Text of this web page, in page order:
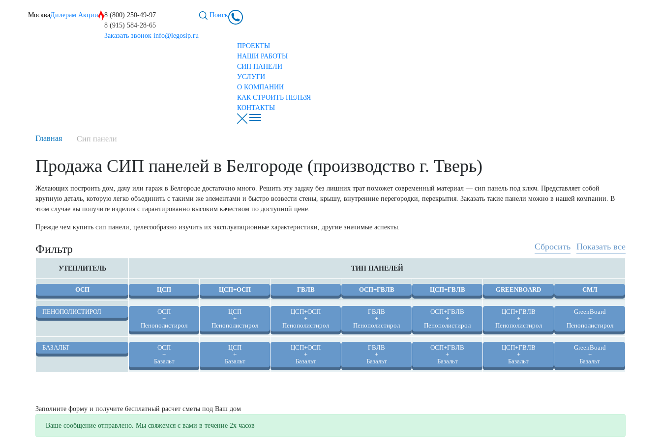
МоскваДилерам Акции
8 (800) 250-49-97
8 (915) 584-28-65
Заказать звонок info@legosip.ru
Поиск
ПРОЕКТЫ
НАШИ РАБОТЫ
СИП ПАНЕЛИ
УСЛУГИ
О КОМПАНИИ
КАК СТРОИТЬ НЕЛЬЗЯ
КОНТАКТЫ
Главная Сип панели
Продажа СИП панелей в Белгороде (производство г. Тверь)
Желающих построить дом, дачу или гараж в Белгороде достаточно много. Решить эту задачу без лишних трат поможет современный материал — сип панель под ключ. Представляет собой
крупную деталь, которую легко объединить с такими же элементами и быстро возвести стены, крышу, внутренние перегородки, перекрытия. Заказать такие панели можно в нашей компании. В
этом случае вы получите изделия с гарантированно высоким качеством по доступной цене.
Прежде чем купить сип панели, целесообразно изучить их эксплуатационные характеристики, другие значимые аспекты.
Фильтр Сбросить Показать все
УТЕПЛИТЕЛЬ ТИП ПАНЕЛЕЙ
ОСП ЦСП ЦСП+ОСП ГВЛВ ОСП+ГВЛВ ЦСП+ГВЛВ GREENBOARD СМЛ
ПЕНОПОЛИСТИРОЛ
ОСП
+
Пенополистирол
ЦСП
+
Пенополистирол
ЦСП+ОСП
+
Пенополистирол
ГВЛВ
+
Пенополистирол
ОСП+ГВЛВ
+
Пенополистирол
ЦСП+ГВЛВ
+
Пенополистирол
GreenBoard
+
Пенополистирол
БАЗАЛЬТ
ОСП
+
Базальт
ЦСП
+
Базальт
ЦСП+ОСП
+
Базальт
ГВЛВ
+
Базальт
ОСП+ГВЛВ
+
Базальт
ЦСП+ГВЛВ
+
Базальт
GreenBoard
+
Базальт
Заполните форму и получите бесплатный расчет сметы под Ваш дом
Ваше сообщение отправлено. Мы свяжемся с вами в течение 2х часов